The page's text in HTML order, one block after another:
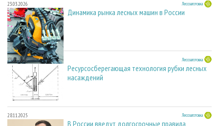
23.03.2026 Лесозаготовка
Динамика рынка лесных машин в России
23.03.2026 Лесозаготовка
Ресурсосберегающая технология рубки лесных
насаждений
28.11.2025 Лесозаготовка
В России введут долгосрочные правила